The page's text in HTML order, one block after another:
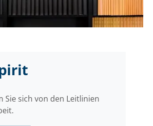
Sie sich von den Leitlinien